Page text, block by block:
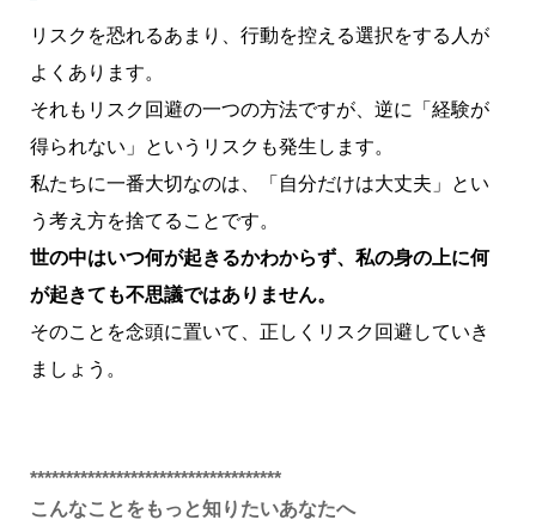
リスクを恐れるあまり、行動を控える選択をする人が
よくあります。
それもリスク回避の一つの方法ですが、逆に「経験が
得られない」というリスクも発生します。
私たちに一番大切なのは、「自分だけは大丈夫」とい
う考え方を捨てることです。
世の中はいつ何が起きるかわからず、私の身の上に何
が起きても不思議ではありません。
そのことを念頭に置いて、正しくリスク回避していき
ましょう。
***********************************
こんなことをもっと知りたいあなたへ